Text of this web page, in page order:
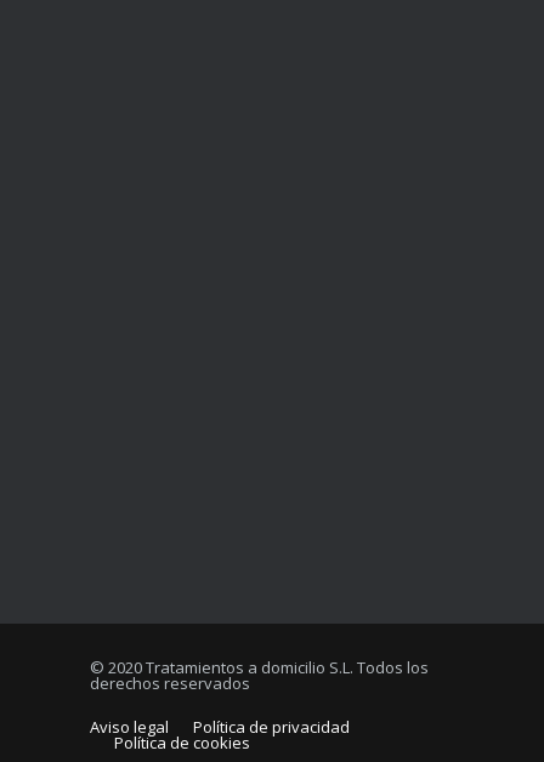
© 2020 Tratamientos a domicilio S.L. Todos los
derechos reservados
Aviso legal
Política de privacidad
Política de cookies